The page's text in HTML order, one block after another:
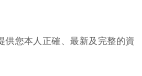
供您本人正確、最新及完整的資